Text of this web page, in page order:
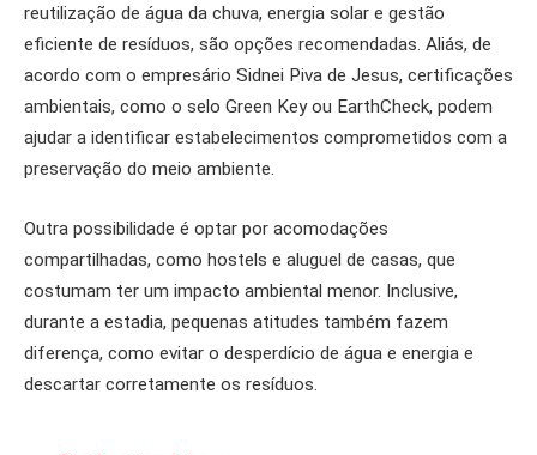
reutilização de água da chuva, energia solar e gestão
eficiente de resíduos, são opções recomendadas. Aliás, de
acordo com o empresário Sidnei Piva de Jesus, certificações
ambientais, como o selo Green Key ou EarthCheck, podem
ajudar a identificar estabelecimentos comprometidos com a
preservação do meio ambiente.
Outra possibilidade é optar por acomodações
compartilhadas, como hostels e aluguel de casas, que
costumam ter um impacto ambiental menor. Inclusive,
durante a estadia, pequenas atitudes também fazem
diferença, como evitar o desperdício de água e energia e
descartar corretamente os resíduos.